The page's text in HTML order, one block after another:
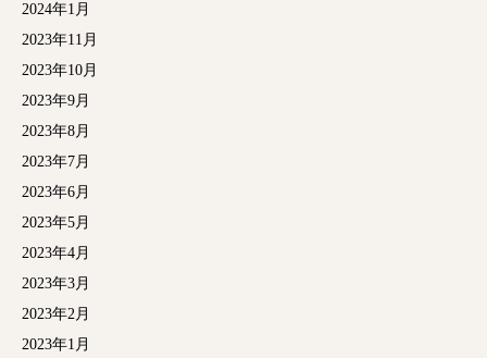
2024年1月
2023年11月
2023年10月
2023年9月
2023年8月
2023年7月
2023年6月
2023年5月
2023年4月
2023年3月
2023年2月
2023年1月